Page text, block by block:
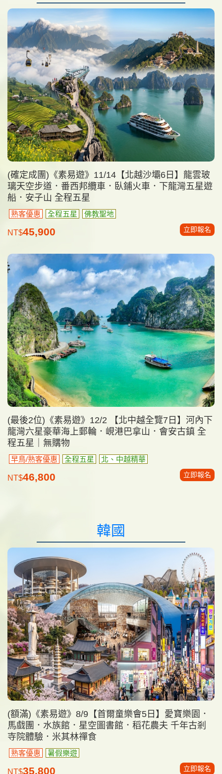
(確定成團)《素易遊》11/14【北越沙壩6日】龍雲玻
璃天空步道．番西邦纜車．臥鋪火車．下龍灣五星遊
船．安子山 全程五星
熟客優惠 全程五星 佛教聖地
NT$45,900 立即報名
(最後2位)《素易遊》12/2 【北中越全覽7日】河內下
龍灣六星豪華海上郵輪．峴港巴拿山．會安古鎮 全
程五星｜無購物
早鳥/熟客優惠 全程五星 北、中越精華
NT$46,800 立即報名
韓國
(額滿)《素易遊》8/9【首爾童樂會5日】愛寶樂園．
馬戲團．水族館．星空圖書館．稻花農夫 千年古剎
寺院體驗．米其林禪食
熟客優惠 暑假樂遊
NT$35,800 立即報名